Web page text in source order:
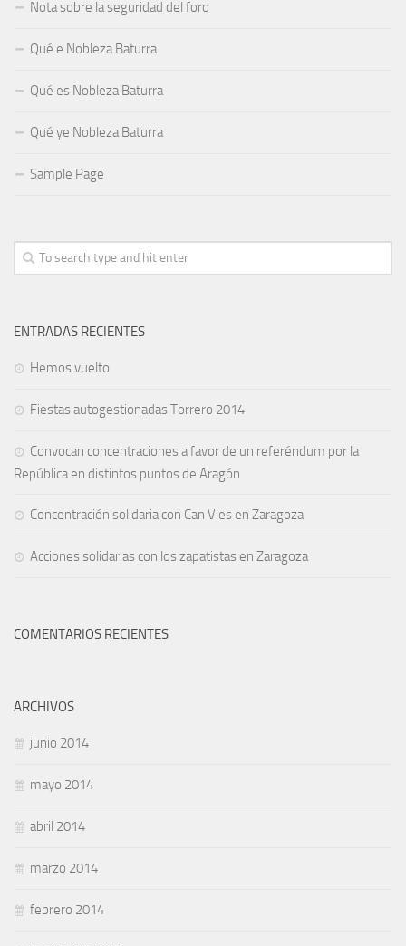
Nota sobre la seguridad del foro
Qué e Nobleza Baturra
Qué es Nobleza Baturra
Qué ye Nobleza Baturra
Sample Page
ENTRADAS RECIENTES
Hemos vuelto
Fiestas autogestionadas Torrero 2014
Convocan concentraciones a favor de un referéndum por la
República en distintos puntos de Aragón
Concentración solidaria con Can Vies en Zaragoza
Acciones solidarias con los zapatistas en Zaragoza
COMENTARIOS RECIENTES
ARCHIVOS
junio 2014
mayo 2014
abril 2014
marzo 2014
febrero 2014